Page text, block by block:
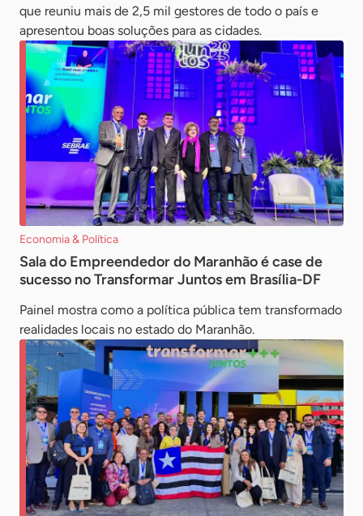
que reuniu mais de 2,5 mil gestores de todo o país e
apresentou boas soluções para as cidades.
Economia & Política
Sala do Empreendedor do Maranhão é case de
sucesso no Transformar Juntos em Brasília-DF
Painel mostra como a política pública tem transformado
realidades locais no estado do Maranhão.